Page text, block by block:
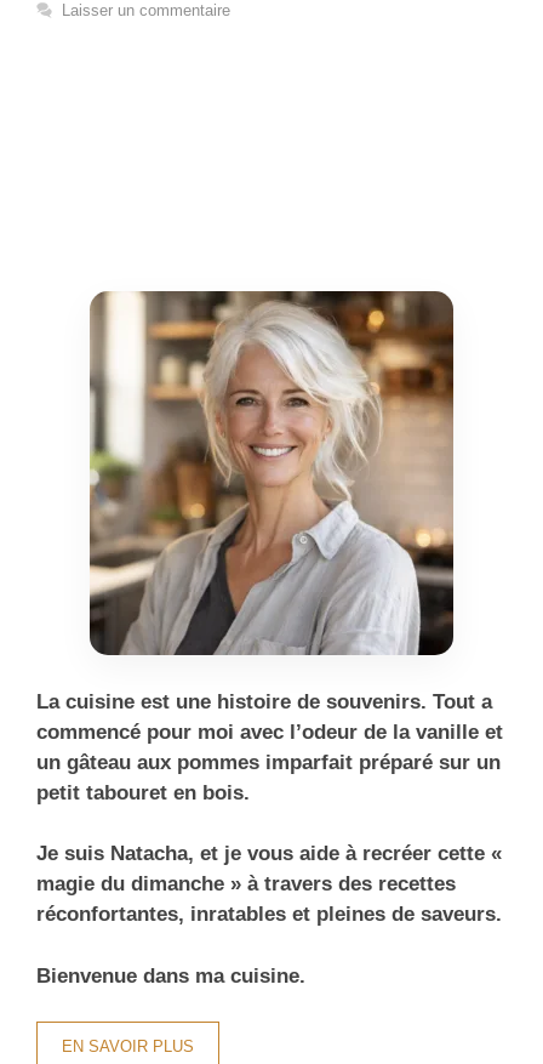
Laisser un commentaire
La cuisine est une histoire de souvenirs. Tout a
commencé pour moi avec l’odeur de la vanille et
un gâteau aux pommes imparfait préparé sur un
petit tabouret en bois.
Je suis Natacha, et je vous aide à recréer cette «
magie du dimanche » à travers des recettes
réconfortantes, inratables et pleines de saveurs.
Bienvenue dans ma cuisine.
EN SAVOIR PLUS